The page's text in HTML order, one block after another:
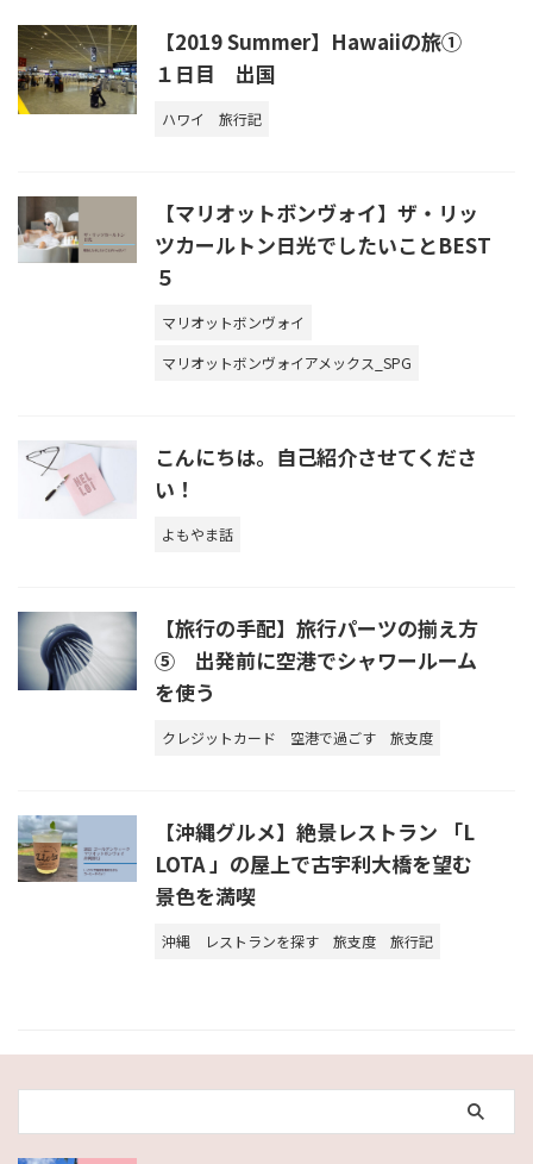
【2019 Summer】Hawaiiの旅①
１日目 出国
ハワイ 旅行記
【マリオットボンヴォイ】ザ・リッ
ツカールトン日光でしたいことBEST
５
マリオットボンヴォイ
マリオットボンヴォイアメックス_SPG
こんにちは。自己紹介させてくださ
い！
よもやま話
【旅行の手配】旅行パーツの揃え方
⑤ 出発前に空港でシャワールーム
を使う
クレジットカード 空港で過ごす 旅支度
【沖縄グルメ】絶景レストラン 「L
LOTA 」の屋上で古宇利大橋を望む
景色を満喫
沖縄 レストランを探す 旅支度 旅行記